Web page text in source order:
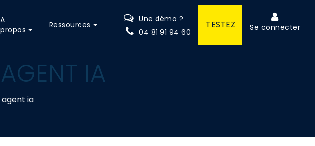
A
propos
Ressources
Une démo ?
04 81 91 94 60
TESTEZ Se connecter
AGENT IA
agent ia